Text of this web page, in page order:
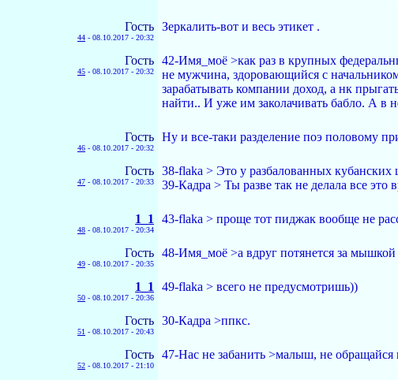
Гость
44 - 08.10.2017 - 20:32
Зеркалить-вот и весь этикет .
Гость
45 - 08.10.2017 - 20:32
42-Имя_моё >как раз в крупных
не мужчина, здоровающийся с
зарабатывать компании доход, а нк
найти.. И уже им заколачивать бабло. А в
Гость
46 - 08.10.2017 - 20:32
Ну и все-таки разделение поэ половому
Гость
47 - 08.10.2017 - 20:33
38-flaka > Это у разбалованных
39-Кадра > Ты разве так не делала все это
1_1
48 - 08.10.2017 - 20:34
43-flaka > проще тот пиджак вообще не
Гость
49 - 08.10.2017 - 20:35
48-Имя_моё >а вдруг потянется за мышкой
1_1
50 - 08.10.2017 - 20:36
49-flaka > всего не предусмотришь))
Гость
51 - 08.10.2017 - 20:43
30-Кадра >ппкс.
Гость
52 - 08.10.2017 - 21:10
47-Нас не забанить >малыш, не